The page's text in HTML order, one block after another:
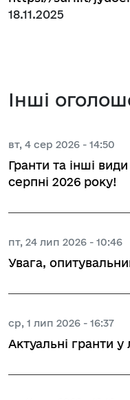
18.11.2025
Інші
вт, 4 сер 2026 - 14:50
Гранти та інші
серпні 2026 року!
пт, 24 лип 2026 - 10:46
Увага,
ср, 1 лип 2026 - 16:37
Актуальні гранти у